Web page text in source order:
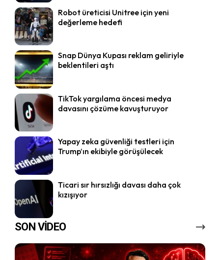
Robot üreticisi Unitree için yeni
değerleme hedefi
Snap Dünya Kupası reklam geliriyle
beklentileri aştı
TikTok yargılama öncesi medya
davasını çözüme kavuşturuyor
Yapay zeka güvenliği testleri için
Trump’ın ekibiyle görüşülecek
Ticari sır hırsızlığı davası daha çok
kızışıyor
SON VİDEO